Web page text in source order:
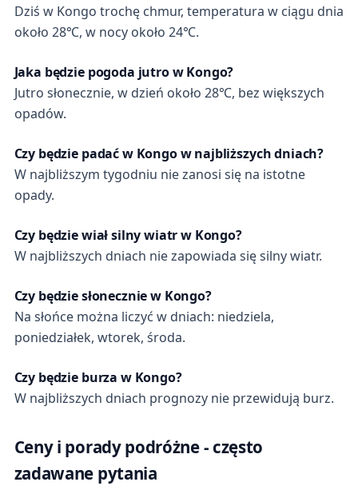
Dziś w Kongo trochę chmur, temperatura w ciągu dnia
około 28℃, w nocy około 24℃.
Jaka będzie pogoda jutro w Kongo?
Jutro słonecznie, w dzień około 28℃, bez większych
opadów.
Czy będzie padać w Kongo w najbliższych dniach?
W najbliższym tygodniu nie zanosi się na istotne
opady.
Czy będzie wiał silny wiatr w Kongo?
W najbliższych dniach nie zapowiada się silny wiatr.
Czy będzie słonecznie w Kongo?
Na słońce można liczyć w dniach: niedziela,
poniedziałek, wtorek, środa.
Czy będzie burza w Kongo?
W najbliższych dniach prognozy nie przewidują burz.
Ceny i porady podróżne - często
zadawane pytania